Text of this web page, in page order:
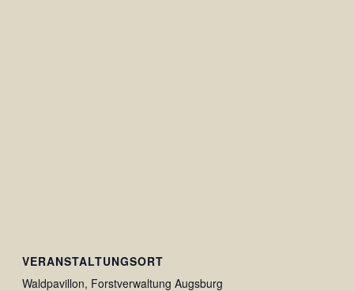
VERANSTALTUNGSORT
Waldpavillon, Forstverwaltung Augsburg